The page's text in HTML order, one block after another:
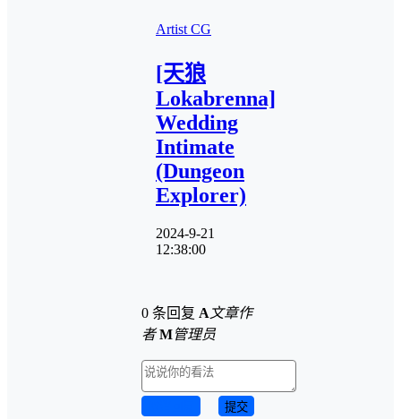
Artist CG
[天狼
Lokabrenna]
Wedding
Intimate
(Dungeon
Explorer)
2024-9-21
12:38:00
0 条回复 A 文章作
者 M管理员
提交